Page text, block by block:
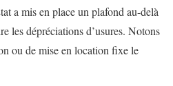
a mis en place un plafond au-delà
les dépréciations d’usures. Notons
ou de mise en location fixe le